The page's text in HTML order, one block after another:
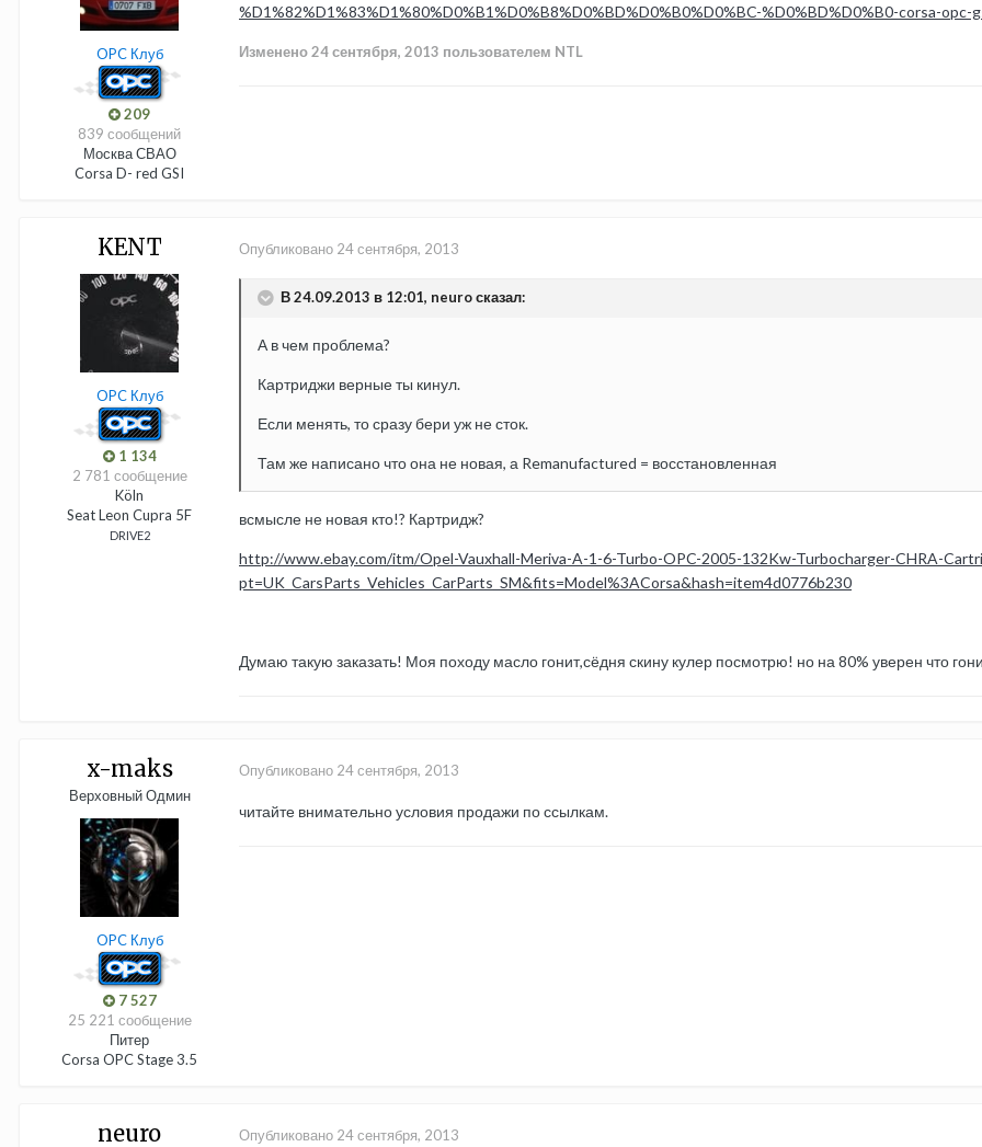
OPC Клуб
209
839 сообщений
Москва СВАО
Corsa D- red GSI
%D1%82%D1%83%D1%80%D0%B1%D0%B8%D0%BD%D0%B0%D0%BC-%D0%BD%D0%B0-corsa-opc-
Изменено24 сентября, 2013 пользователем NTL
KENT
OPC Клуб
1 134
2 781 сообщение
Köln
Seat Leon Cupra 5F
DRIVE2
Опубликовано 24 сентября, 2013
В 24.09.2013 в 12:01, neuro сказал:
А в чем проблема?
Картриджи верные ты кинул.
Если менять, то сразу бери уж не сток.
Там же написано что она не новая, а Remanufactured = восстановленная
всмысле не новая кто!? Картридж?
http://www.ebay.com/itm/Opel-Vauxhall-Meriva-A-1-6-Turbo-OPC-2005-132Kw-Turbocharger-CHRA-
pt=UK_CarsParts_Vehicles_CarParts_SM&fits=Model%3ACorsa&hash=item4d0776b230
Думаю такую заказать! Моя походу масло гонит,сёдня скину кулер посмотрю! но на 80% уверен что
x-maks
Верховный Одмин
OPC Клуб
7 527
25 221 сообщение
Питер
Corsa OPC Stage 3.5
Опубликовано 24 сентября, 2013
читайте внимательно условия продажи по ссылкам.
neuro Опубликовано 24 сентября, 2013